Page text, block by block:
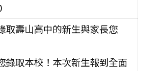
取壽山高中的新生與家長您
錄取本校！本次新生報到全面